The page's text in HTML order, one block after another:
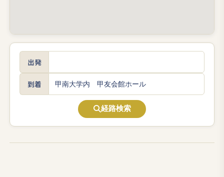
出発
到着
経路検索